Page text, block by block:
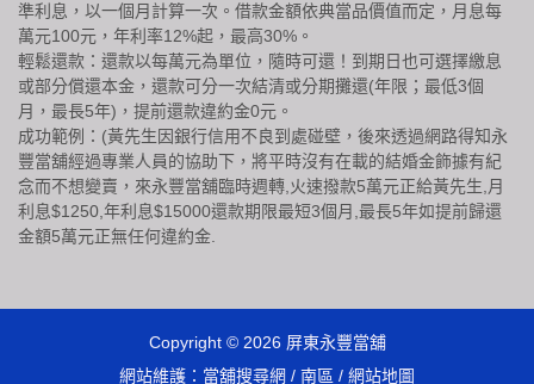
準利息，以一個月計算一次。借款金額依典當品價值而定，月息每
萬元100元，年利率12%起，最高30%。
輕鬆還款：還款以每萬元為單位，隨時可還！到期日也可選擇繳息
或部分償還本金，還款可分一次結清或分期攤還(年限；最低3個
月，最長5年)，提前還款違約金0元。
成功範例：(黃先生因銀行信用不良到處碰壁，後來透過網路得知永
豐當舖經過專業人員的協助下，將平時沒有在載的結婚金飾據有紀
念而不想變賣，來永豐當舖臨時週轉,火速撥款5萬元正給黃先生,月
利息$1250,年利息$15000還款期限最短3個月,最長5年如提前歸還
金額5萬元正無任何違約金.
Copyright © 2026 屏東永豐當舖
網站維護： 當舖搜尋網 / 南區 / 網站地圖